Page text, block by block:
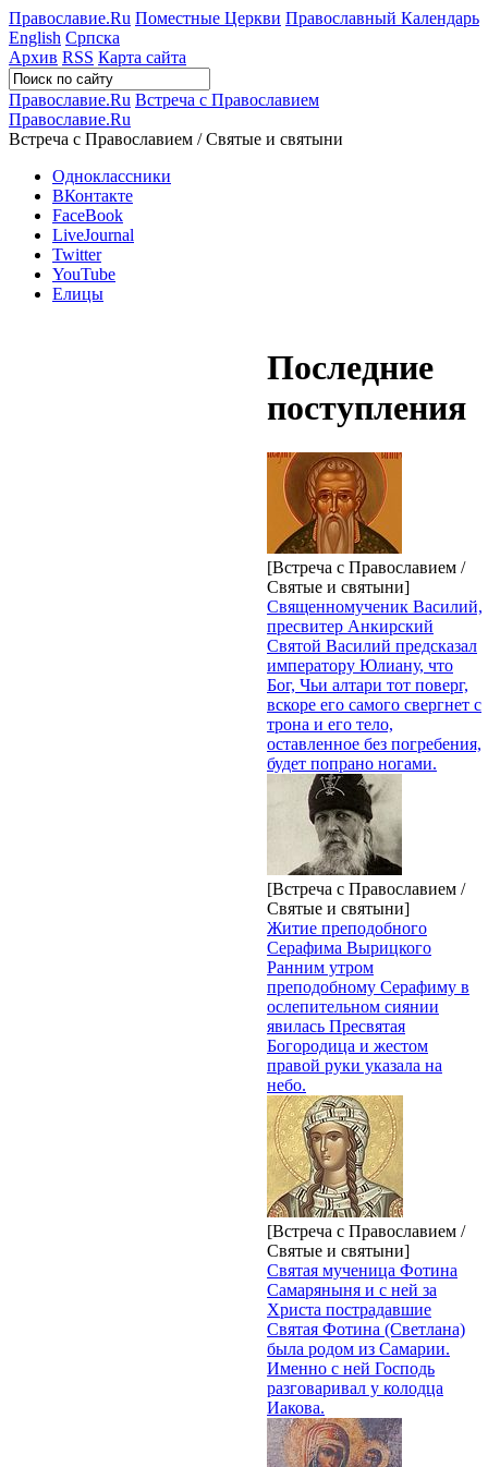
Православие.Ru Поместные Церкви Православный Календарь
English Српска
Архив RSS Карта сайта
Православие.Ru Встреча с Православием
Православие.Ru
Встреча с Православием / Святые и святыни
Одноклассники
ВКонтакте
FaceBook
LiveJournal
Twitter
YouTube
Елицы
Последние
поступления
[Встреча с Православием /
Святые и святыни]
Священномученик Василий,
пресвитер Анкирский
Святой Василий предсказал
императору Юлиану, что
Бог, Чьи алтари тот поверг,
вскоре его самого свергнет с
трона и его тело,
оставленное без погребения,
будет попрано ногами.
[Встреча с Православием /
Святые и святыни]
Житие преподобного
Серафима Вырицкого
Ранним утром
преподобному Серафиму в
ослепительном сиянии
явилась Пресвятая
Богородица и жестом
правой руки указала на
небо.
[Встреча с Православием /
Святые и святыни]
Святая мученица Фотина
Самаряныня и с ней за
Христа пострадавшие
Святая Фотина (Светлана)
была родом из Самарии.
Именно с ней Господь
разговаривал у колодца
Иакова.